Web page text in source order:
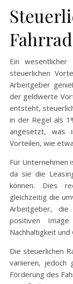
Ein
steuerlichen
Arbeitgeber
der geldwerte
entsteht,
in der Regel als
angesetzt, was
Vorteilen, wie
Für Unternehmen
da sie die
können. Dies
gleichzeitig die
Arbeitgeber, die
positiven
Nachhaltigkeit
Die steuerlichen
variieren, jedoch
Förderung des